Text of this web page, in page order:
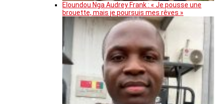
Eloundou Nga Audrey Frank : « Je pousse une
brouette, mais je poursuis mes rêves »